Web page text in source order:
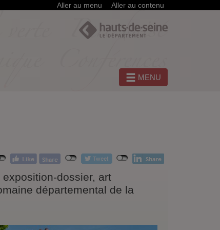
Aller au menu Aller au contenu
MENU
dossier, art
départemental de la